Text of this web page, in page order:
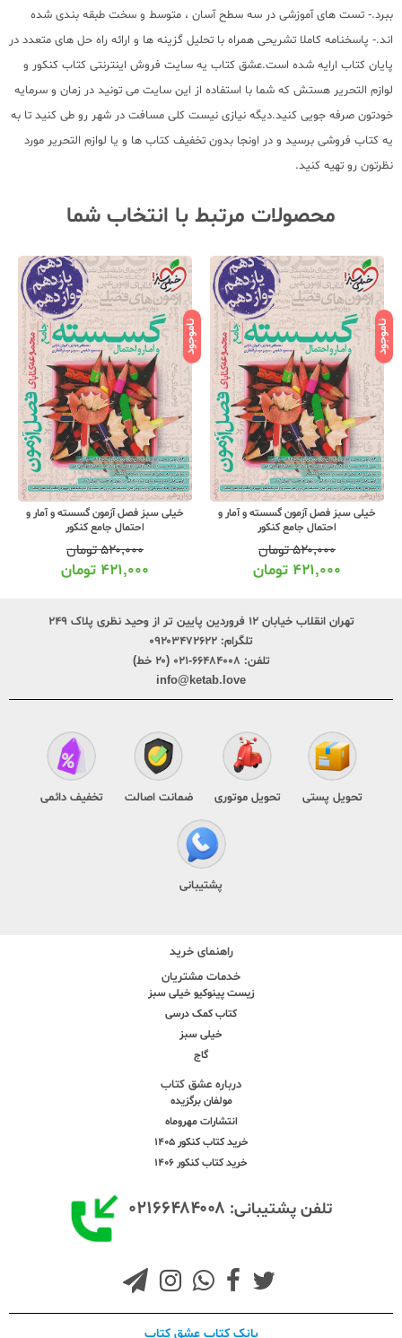
ببرد.- تست های آموزشی در سه سطح آسان ، متوسط و سخت طبقه بندی شده
اند.- پاسخنامه کاملا تشریحی همراه با تحلیل گزینه ها و ارائه راه حل های متعدد در
پایان کتاب ارایه شده است.عشق کتاب یه سایت فروش اینترنتی کتاب کنکور و
لوازم التحریر هستش که شما با استفاده از این سایت می تونید در زمان و سرمایه
خودتون صرفه جویی کنید.دیگه نیازی نیست کلی مسافت در شهر رو طی کنید تا به
یه کتاب فروشی برسید و در اونجا بدون تخفیف کتاب ها و یا لوازم التحریر مورد
نظرتون رو تهیه کنید.
محصولات مرتبط با انتخاب شما
ناموجود
خیلی سبز فصل آزمون گسسته و آمار و
احتمال جامع کنکور
۵۲۰,۰۰۰تومان
۴۲۱,۰۰۰ تومان
ناموجود
خیلی سبز فصل آزمون گسسته و آمار و
احتمال جامع کنکور
۵۲۰,۰۰۰تومان
۴۲۱,۰۰۰ تومان
تهران انقلاب خیابان ۱۲ فروردین پایین تر از وحید نظری پلاک ۲۴۹
تلگرام: ۰۹۲۰۳۴۷۲۶۲۲
تلفن: ۶۶۴۸۴۰۰۸-۰۲۱ (۲۰ خط)
info@ketab.love
تحویل پستی تحویل موتوری ضمانت اصالت تخفیف دائمی
پشتیبانی
راهنمای خرید
خدمات مشتریان
زیست پینوکیو خیلی سبز
کتاب کمک درسی
خیلی سبز
گاج
درباره عشق کتاب
مولفان برگزیده
انتشارات مهروماه
خرید کتاب کنکور 1405
خرید کتاب کنکور 1406
تلفن پشتیبانی: ۰۲۱۶۶۴۸۴۰۰۸
بانک کتاب عشق کتاب